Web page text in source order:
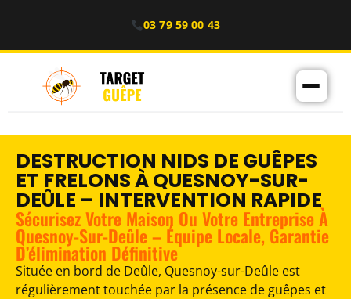
03 79 59 00 43
DESTRUCTION NIDS DE GUÊPES
ET FRELONS À QUESNOY-SUR-
DEÛLE – INTERVENTION RAPIDE
Sécurisez Votre Maison Ou Votre Entreprise À
Quesnoy-Sur-Deûle – Équipe Locale, Garantie
D’élimination Définitive
Située en bord de Deûle, Quesnoy-sur-Deûle est
régulièrement touchée par la présence de guêpes et